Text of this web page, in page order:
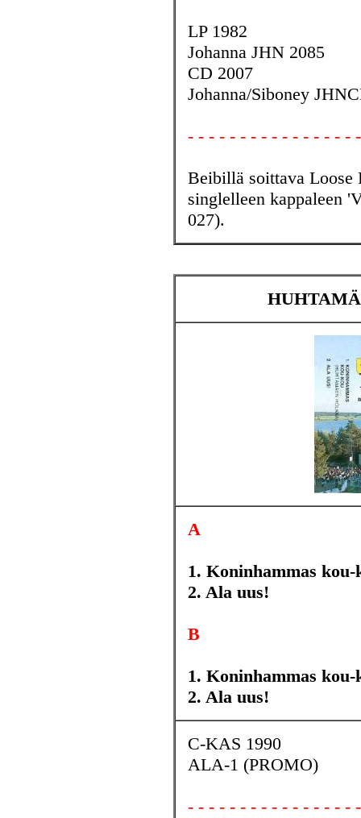
LP 1982
Johanna JHN 2085
CD 2007
Johanna/Siboney
- - - - - - - - - - - - - - - - -
Beibillä soittava
singlelleen kappaleen
027).
A
1. Koninhammas
2. Ala uus!
B
1. Koninhammas
2. Ala uus!
C-KAS 1990
ALA-1 (PROMO)
- - - - - - - - - - - - - - - - -